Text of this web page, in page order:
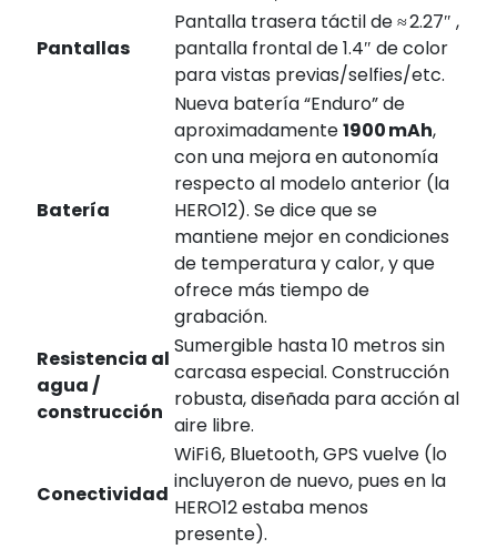
Pantallas
Pantalla trasera táctil de ≈ 2.27″ ,
pantalla frontal de 1.4″ de color
para vistas previas/selfies/etc.
Batería
Nueva batería “Enduro” de
aproximadamente1900 mAh,
con una mejora en autonomía
respecto al modelo anterior (la
HERO12). Se dice que se
mantiene mejor en condiciones
de temperatura y calor, y que
ofrece más tiempo de
grabación.
Resistencia al
agua /
construcción
Sumergible hasta 10 metros sin
carcasa especial. Construcción
robusta, diseñada para acción al
aire libre.
Conectividad
WiFi 6, Bluetooth, GPS vuelve (lo
incluyeron de nuevo, pues en la
HERO12 estaba menos
presente).